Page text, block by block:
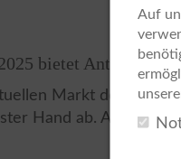
bietet Antworten
Markt der
Hand ab. Am 3. Juni
Auf